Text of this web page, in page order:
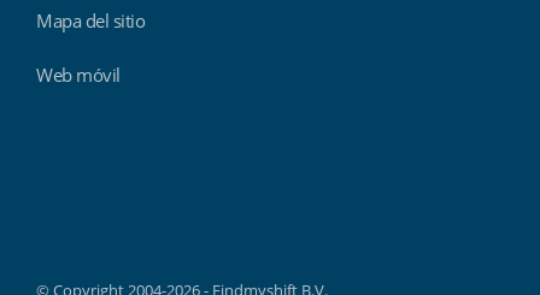
Mapa del sitio
Web móvil
© Copyright 2004-2026 - Findmyshift B.V.